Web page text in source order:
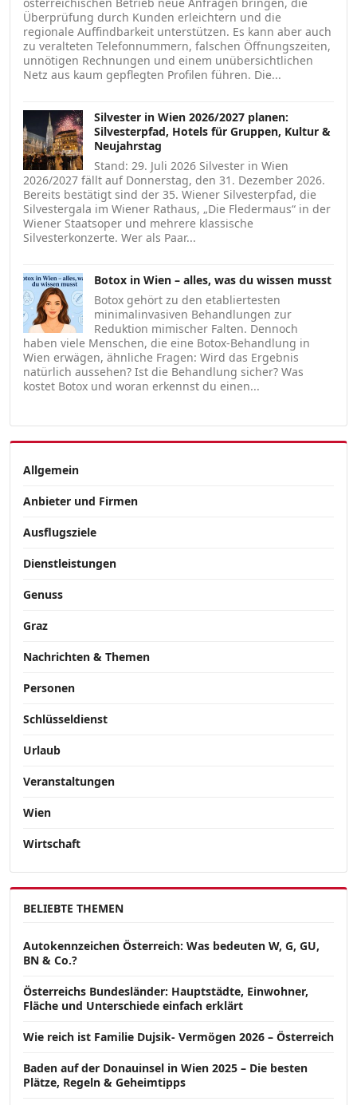
Überprüfung durch Kunden erleichtern und die
regionale Auffindbarkeit unterstützen. Es kann aber auch
zu veralteten Telefonnummern, falschen Öffnungszeiten,
unnötigen Rechnungen und einem unübersichtlichen
Netz aus kaum gepflegten Profilen führen. Die...
Silvester in Wien 2026/2027 planen:
Silvesterpfad, Hotels für Gruppen, Kultur &
Neujahrstag
Stand: 29. Juli 2026 Silvester in Wien
2026/2027 fällt auf Donnerstag, den 31. Dezember 2026.
Bereits bestätigt sind der 35. Wiener Silvesterpfad, die
Silvestergala im Wiener Rathaus, „Die Fledermaus“ in der
Wiener Staatsoper und mehrere klassische
Silvesterkonzerte. Wer als Paar...
Botox in Wien – alles, was du wissen musst
Botox gehört zu den etabliertesten
minimalinvasiven Behandlungen zur
Reduktion mimischer Falten. Dennoch
haben viele Menschen, die eine Botox-Behandlung in
Wien erwägen, ähnliche Fragen: Wird das Ergebnis
natürlich aussehen? Ist die Behandlung sicher? Was
kostet Botox und woran erkennst du einen...
Allgemein
Anbieter und Firmen
Ausflugsziele
Dienstleistungen
Genuss
Graz
Nachrichten & Themen
Personen
Schlüsseldienst
Urlaub
Veranstaltungen
Wien
Wirtschaft
BELIEBTE THEMEN
Autokennzeichen Österreich: Was bedeuten W, G, GU,
BN & Co.?
Österreichs Bundesländer: Hauptstädte, Einwohner,
Fläche und Unterschiede einfach erklärt
Wie reich ist Familie Dujsik- Vermögen 2026 – Österreich
Baden auf der Donauinsel in Wien 2025 – Die besten
Plätze, Regeln & Geheimtipps